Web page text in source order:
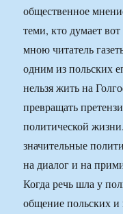
общественное
теми, кто думает
мною читатель
одним из польских
нельзя жить на
превращать
политической
значительные
на диалог и на
Когда речь шла у
общение польских